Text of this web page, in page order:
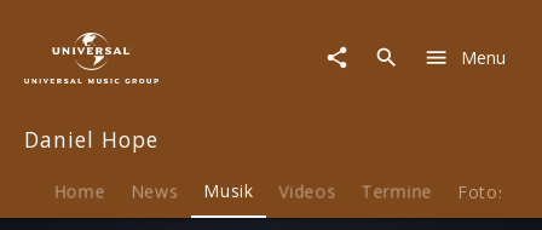
Musik
Music
Ukraine
Menu
Daniel Hope
Home News Musik Videos Termine Fotos